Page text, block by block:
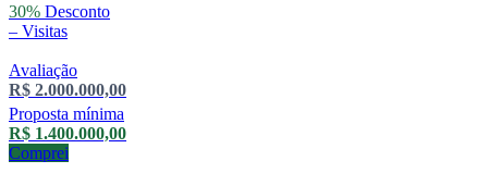
30% Desconto
– Visitas
Avaliação
R$ 2.000.000,00
Proposta mínima
R$ 1.400.000,00
Comprei